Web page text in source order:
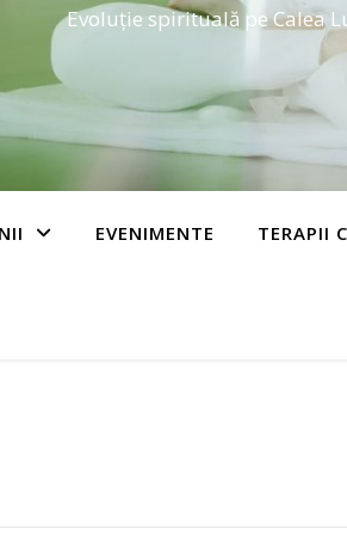
Evoluție spirituală pe Calea
EVENIMENTE TERAPII